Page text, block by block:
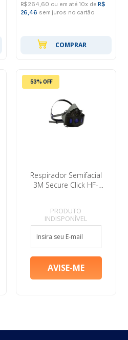
R$264,60 ou em até 10x deR$
26,46 sem juros no cartão
COMPRAR
53% OFF
Respirador Semifacial
3M Secure Click HF-
PRODUTO
INDISPONÍVEL